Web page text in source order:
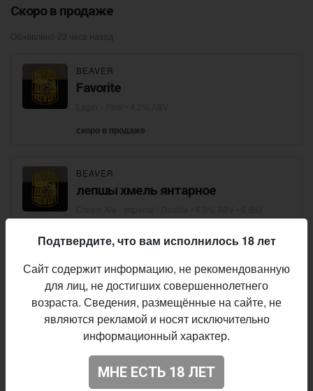
Скоро в продаже
Обновлено 23 часа назад
BEAVER
Favorite
скоро в продаже
BEAVER
лепшы хмель янтарное
BEAVER
Osiris
Wheat Beer - Hefeweizen • 4,7% ABV
скоро в продаже
ЛЕПШЫ ХМЕЛЬ
Подтвердите, что вам исполнилось 18 лет
Сайт содержит информацию, не рекомендованную
для лиц, не достигших совершеннолетнего
возраста. Сведения, размещённые на сайте, не
являются рекламой и носят исключительно
информационный характер.
МНЕ ЕСТЬ 18 ЛЕТ